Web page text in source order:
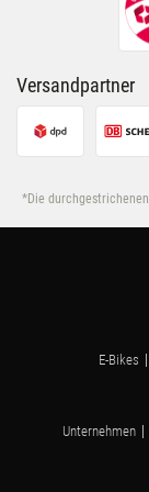
Versandpartner
*Die
E-Bikes
Unternehmen